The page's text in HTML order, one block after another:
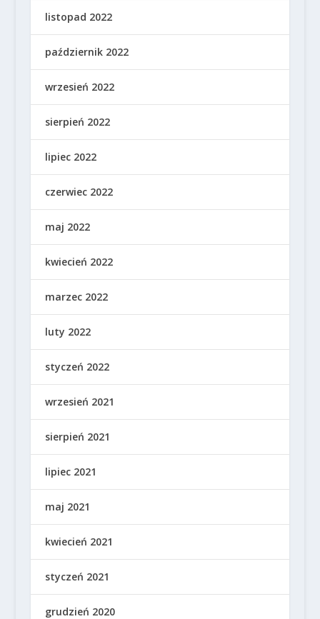
listopad 2022
październik 2022
wrzesień 2022
sierpień 2022
lipiec 2022
czerwiec 2022
maj 2022
kwiecień 2022
marzec 2022
luty 2022
styczeń 2022
wrzesień 2021
sierpień 2021
lipiec 2021
maj 2021
kwiecień 2021
styczeń 2021
grudzień 2020